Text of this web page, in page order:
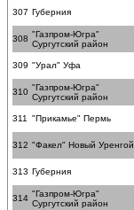
307 Губерния
308 "Газпром-Югра"
Сургутский район
309 "Урал" Уфа
310 "Газпром-Югра"
Сургутский район
311 "Прикамье" Пермь
312 "Факел" Новый Уренгой
313 Губерния
314 "Газпром-Югра"
Сургутский район